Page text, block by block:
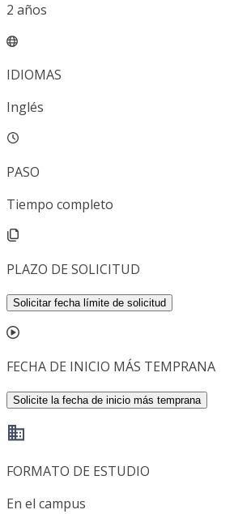
2 años
IDIOMAS
Inglés
PASO
Tiempo completo
PLAZO DE SOLICITUD
Solicitar fecha límite de solicitud
FECHA DE INICIO MÁS TEMPRANA
Solicite la fecha de inicio más temprana
FORMATO DE ESTUDIO
En el campus